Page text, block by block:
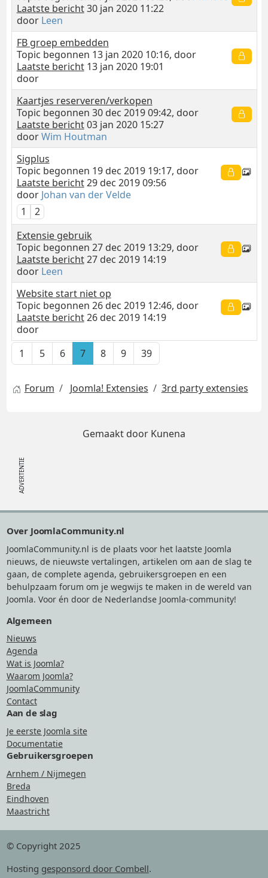
Laatste bericht30 jan 2020 11:22
door Leen
FB groep embedden
Topic begonnen 13 jan 2020 10:16, door
Laatste bericht13 jan 2020 19:01
door
Kaartjes reserveren/verkopen
Topic begonnen 30 dec 2019 09:42, door
Laatste bericht03 jan 2020 15:27
doorWim Houtman
Sigplus
Topic begonnen 19 dec 2019 19:17, door
Laatste bericht29 dec 2019 09:56
door Johan van der Velde
1
2
Extensie gebruik
Topic begonnen 27 dec 2019 13:29, door
Laatste bericht27 dec 2019 14:19
door Leen
Website start niet op
Topic begonnen 26 dec 2019 12:46, door
Laatste bericht26 dec 2019 14:19
door
1
5 6 7 8 9 39
Forum Joomla! Extensies 3rd party extensies
Gemaakt door Kunena
Over JoomlaCommunity.nl
JoomlaCommunity.nl is de plaats voor het laatste Joomla
nieuws, de nieuwste vertalingen, artikelen om aan de slag te
gaan, de complete agenda, gebruikersgroepen en een
behulpzaam forum om je wegwijs te maken in de wereld van
Joomla. Voor én door de Nederlandse Joomla-community!
Algemeen
Nieuws
Agenda
Wat is Joomla?
Waarom Joomla?
JoomlaCommunity
Contact
Aan de slag
Je eerste Joomla site
Documentatie
Gebruikersgroepen
Arnhem / Nijmegen
Breda
Eindhoven
Maastricht
© Copyright 2025
Hosting gesponsord door Combell.